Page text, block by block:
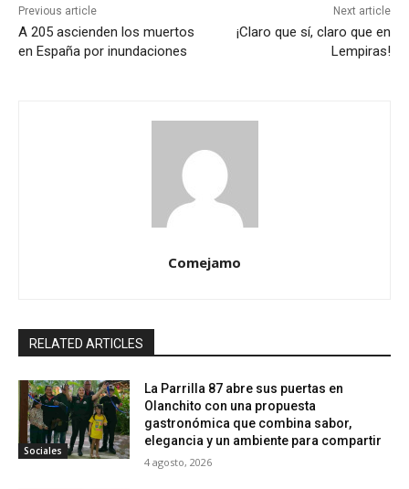
Previous article
A 205 ascienden los muertos
en España por inundaciones
Next article
¡Claro que sí, claro que en
Lempiras!
Comejamo
RELATED ARTICLES
Sociales
La Parrilla 87 abre sus puertas en
Olanchito con una propuesta
gastronómica que combina sabor,
elegancia y un ambiente para compartir
4 agosto, 2026